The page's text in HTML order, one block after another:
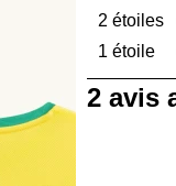
2 étoiles
1 étoile
à
2 avis